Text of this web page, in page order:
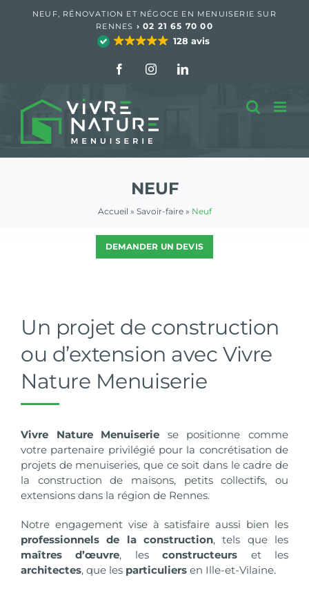
NEUF, RÉNOVATION ET NÉGOCE EN MENUISERIE SUR
RENNES › 02 21 65 70 00
128 avis
FacebookInstagramLinkedIn
NEUF
Accueil » Savoir-faire» Neuf
DEMANDER UN DEVIS
Un projet de construction
ou d’extension avec Vivre
Nature Menuiserie
Vivre Nature Menuiserie se positionne comme
votre partenaire privilégié pour la concrétisation de
projets de menuiseries, que ce soit dans le cadre de
la construction de maisons, petits collectifs, ou
extensions dans la région de Rennes.
Notre engagement vise à satisfaire aussi bien les
professionnels de la construction, tels que les
maîtres d’œuvre, lesconstructeurs et les
architectes, que les particuliersen Ille-et-Vilaine.